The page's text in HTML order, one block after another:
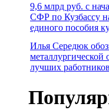
9,6 млрд руб. с
СФР по Кузбассу
единого пособия
Илья Середюк
металлургической
лучших работников